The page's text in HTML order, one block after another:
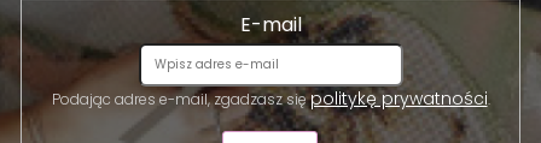
E-mail
Podając adres e-mail, zgadzasz siępolitykę prywatności.